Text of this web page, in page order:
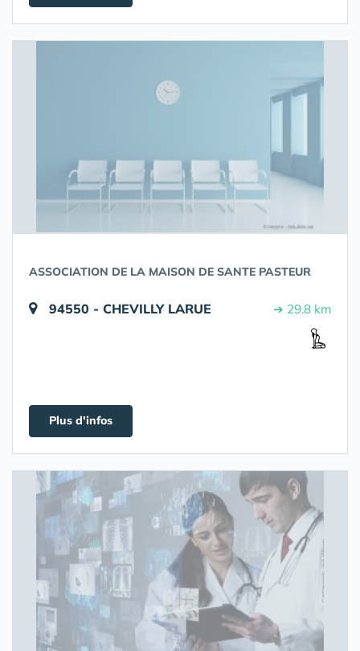
ASSOCIATION DE LA MAISON DE SANTE PASTEUR
94550 - CHEVILLY LARUE ➔ 29.8 km
Plus d'infos